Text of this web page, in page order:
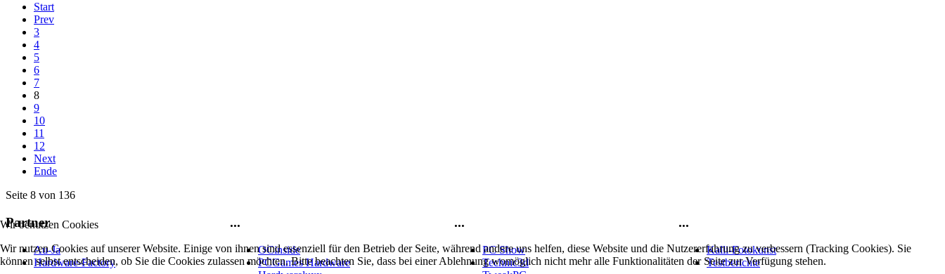
Start
Prev
3
4
5
6
7
8
9
10
11
12
Next
Ende
Seite 8 von 136
Partner
Au-Ja
Hardware-Factory
...
OCinside
PCGames Hardware
...
PC Show
Technic3d
...
Kalli-Fotokunst
Testberichte
Wir benutzen Cookies
Wir nutzen Cookies auf unserer Website. Einige von ihnen sind essenziell für den Betrieb der Seite, während andere uns helfen, diese Website und die Nutzererfahrung zu verbessern (Tracking Cookies). Sie
können selbst entscheiden, ob Sie die Cookies zulassen möchten. Bitte beachten Sie, dass bei einer Ablehnung womöglich nicht mehr alle Funktionalitäten der Seite zur Verfügung stehen.